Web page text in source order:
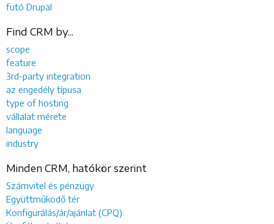
futó Drupal
Find CRM by...
scope
feature
3rd-party integration
az engedély típusa
type of hosting
vállalat mérete
language
industry
Minden CRM, hatókör szerint
Számvitel és pénzügy
Együttműködő tér
Konfigurálás/ár/ajánlat (CPQ)